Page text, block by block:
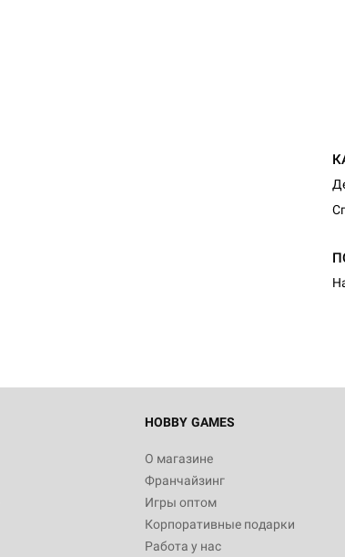
HOBBY GAMES
О магазине
Франчайзинг
Игры оптом
Корпоративные подарки
Работа у нас